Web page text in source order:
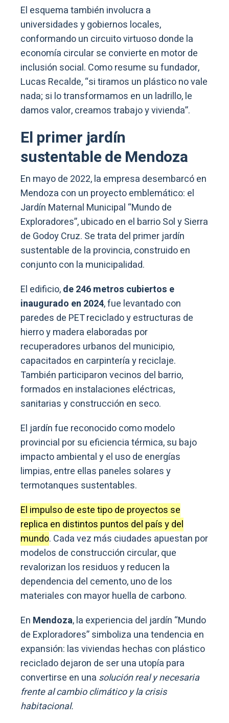
El esquema también involucra a
universidades y gobiernos locales,
conformando un circuito virtuoso donde la
economía circular se convierte en motor de
inclusión social. Como resume su fundador,
Lucas Recalde, “si tiramos un plástico no vale
nada; si lo transformamos en un ladrillo, le
damos valor, creamos trabajo y vivienda”.
El primer jardín
sustentable de Mendoza
En mayo de 2022, la empresa desembarcó en
Mendoza con un proyecto emblemático: el
Jardín Maternal Municipal “Mundo de
Exploradores”, ubicado en el barrio Sol y Sierra
de Godoy Cruz. Se trata del primer jardín
sustentable de la provincia, construido en
conjunto con la municipalidad.
El edificio,de 246 metros cubiertos e
inaugurado en 2024, fue levantado con
paredes de PET reciclado y estructuras de
hierro y madera elaboradas por
recuperadores urbanos del municipio,
capacitados en carpintería y reciclaje.
También participaron vecinos del barrio,
formados en instalaciones eléctricas,
sanitarias y construcción en seco.
El jardín fue reconocido como modelo
provincial por su eficiencia térmica, su bajo
impacto ambiental y el uso de energías
limpias, entre ellas paneles solares y
termotanques sustentables.
El impulso de este tipo de proyectos se
replica en distintos puntos del país y del
mundo. Cada vez más ciudades apuestan por
modelos de construcción circular, que
revalorizan los residuos y reducen la
dependencia del cemento, uno de los
materiales con mayor huella de carbono.
En Mendoza, la experiencia del jardín “Mundo
de Exploradores” simboliza una tendencia en
expansión: las viviendas hechas con plástico
reciclado dejaron de ser una utopía para
convertirse en una solución real y necesaria
frente al cambio climático y la crisis
habitacional.